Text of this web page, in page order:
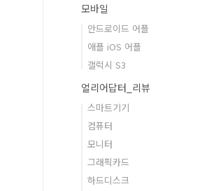
모바일
안드로이드 어플
애플 iOS 어플
갤럭시 S3
얼리어답터_리뷰
스마트기기
컴퓨터
모니터
그래픽카드
하드디스크